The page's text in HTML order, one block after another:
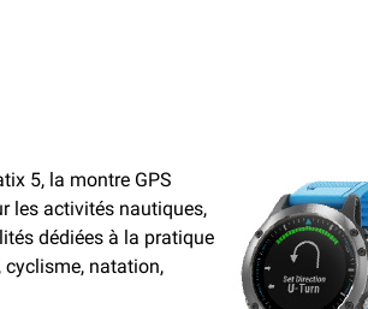
5, la montre GPS
les activités nautiques,
dédiées à la pratique
cyclisme, natation,